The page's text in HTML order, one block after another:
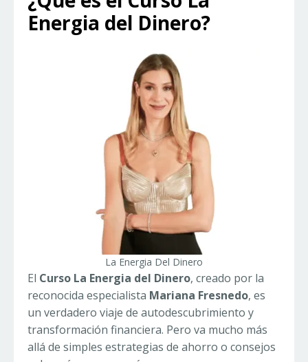
Energia del Dinero?
La Energia Del Dinero
El Curso La Energia del Dinero, creado por la
reconocida especialista Mariana Fresnedo, es
un verdadero viaje de autodescubrimiento y
transformación financiera. Pero va mucho más
allá de simples estrategias de ahorro o consejos